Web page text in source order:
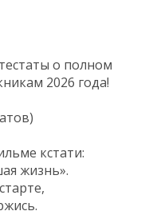
о полном
2026 года!
кстати:
жизнь».